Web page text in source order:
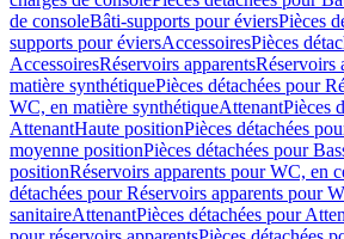
de consoleBâti-supports pour éviersPièces
supports pour éviersAccessoiresPièces
AccessoiresRéservoirs apparentsRéservoirs
matière synthétiquePièces détachées pour
WC, en matière synthétiqueAttenantPièces
AttenantHaute positionPièces détachées
moyenne positionPièces détachées pour
positionRéservoirs apparents pour WC, en
détachées pour Réservoirs apparents pour
sanitaireAttenantPièces détachées pour